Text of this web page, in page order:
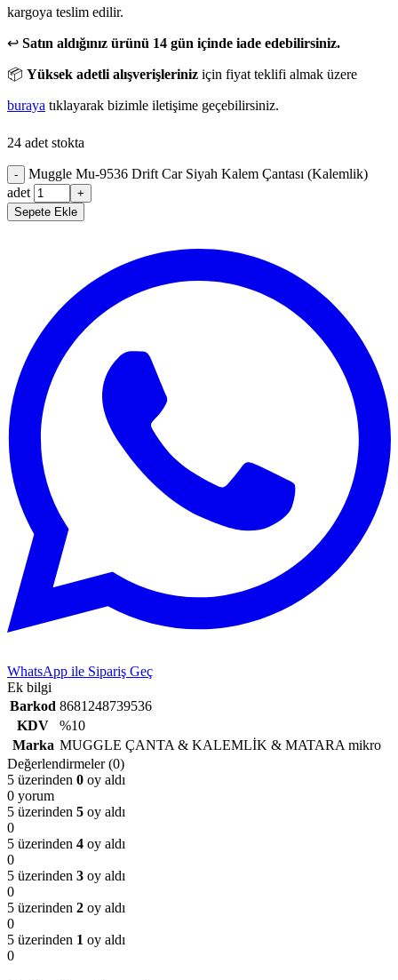
kargoya teslim edilir.
↩️ Satın aldığınız ürünü 14 gün içinde iade edebilirsiniz.
📦 Yüksek adetli alışverişleriniz için fiyat teklifi almak üzere
buraya tıklayarak bizimle iletişime geçebilirsiniz.
24 adet stokta
-
Muggle Mu-9536 Drift Car Siyah Kalem Çantası (Kalemlik)
adet
+
Sepete Ekle
WhatsApp ile Sipariş Geç
Ek bilgi
Barkod 8681248739536
KDV
%10
Marka MUGGLE ÇANTA & KALEMLİK & MATARA mikro
Değerlendirmeler (0)
5 üzerinden 0 oy aldı
0 yorum
5 üzerinden 5 oy aldı
0
5 üzerinden 4 oy aldı
0
5 üzerinden 3 oy aldı
0
5 üzerinden 2 oy aldı
0
5 üzerinden 1 oy aldı
0